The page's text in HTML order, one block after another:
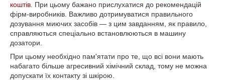
коштів . При цьому бажано прислухатися до рекомендацій
фірм-виробників. Важливо дотримуватися правильного
дозування миючих засобів — з цим завданням, як правило,
справляються спеціально встановлюються в машину
дозатори.
При цьому необхідно пам'ятати про те, що всі вони мають
набагато більше агресивний хімічний склад, тому не можна
допускати їх контакту зі шкірою.